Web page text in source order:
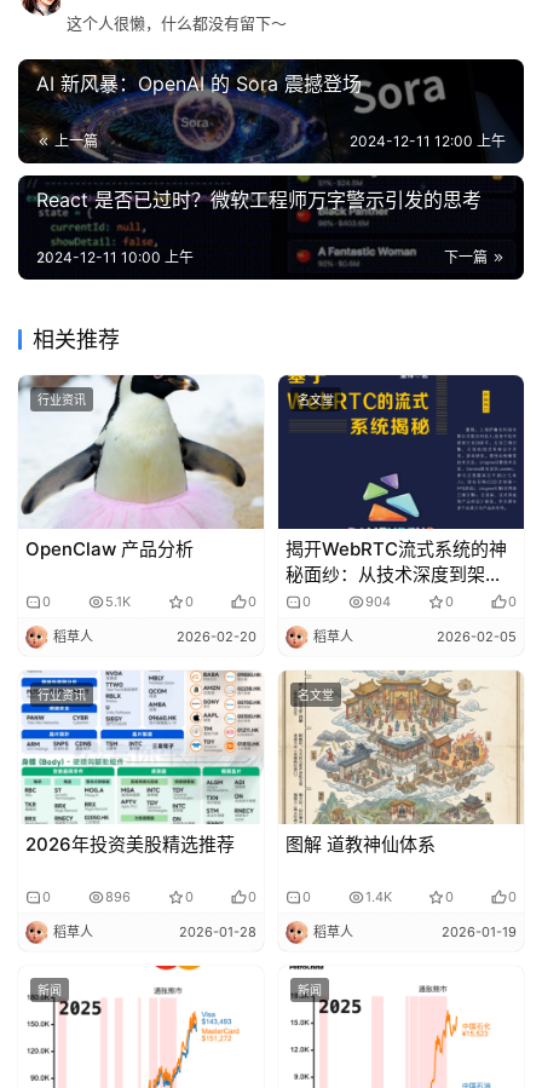
这个人很懒，什么都没有留下～
AI 新风暴：OpenAI 的 Sora 震撼登场
上一篇 2024-12-11 12:00 上午
React 是否已过时？微软工程师万字警示引发的思考
下一篇
2024-12-11 10:00 上午
相关推荐
行业资讯
OpenClaw 产品分析
0 5.1K 0 0
稻草人 2026-02-20
名文堂
揭开WebRTC流式系统的神
秘面纱：从技术深度到架构
创新
0 904 0 0
稻草人 2026-02-05
行业资讯
2026年投资美股精选推荐
0 896 0 0
稻草人 2026-01-28
名文堂
图解 道教神仙体系
0 1.4K 0 0
稻草人 2026-01-19
新闻 新闻